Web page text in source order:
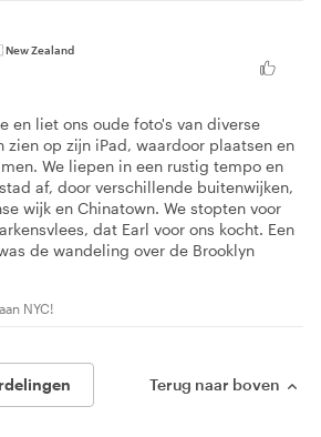
New Zealand
en liet ons oude foto's van diverse
zien op zijn iPad, waardoor plaatsen en
We liepen in een rustig tempo en
af, door verschillende buitenwijken,
wijk en Chinatown. We stopten voor
dat Earl voor ons kocht. Een
de wandeling over de Brooklyn
NYC!
Terug naar boven